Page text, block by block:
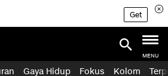
Get
MENU
Gaya Hidup Fokus Kolom